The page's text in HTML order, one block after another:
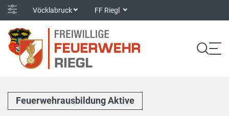
Vöcklabruck FF Riegl
Feuerwehrausbildung Aktive